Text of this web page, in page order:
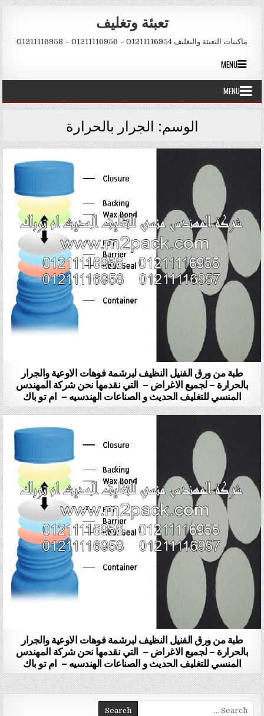
Skip to content
تعبئة وتغليف
ماكينات التعبئة والتغليف 01211116954 – 01211116956 – 01211116958
MENU
MENU
الوسم: الجرار بالحرارة
طبة من ورق الفنيل النظيف لبرشمة فوهات الاوعية والجرار
بالحرارة – لجميع الاغراض – التي نقدمها نحن شركة المهندس
المنسي للتغليف الحديث و الصناعات الهندسيه – ام تو باك
طبة من ورق الفنيل النظيف لبرشمة فوهات الاوعية والجرار
بالحرارة – لجميع الاغراض – التي نقدمها نحن شركة المهندس
المنسي للتغليف الحديث و الصناعات الهندسيه – ام تو باك
Search for: